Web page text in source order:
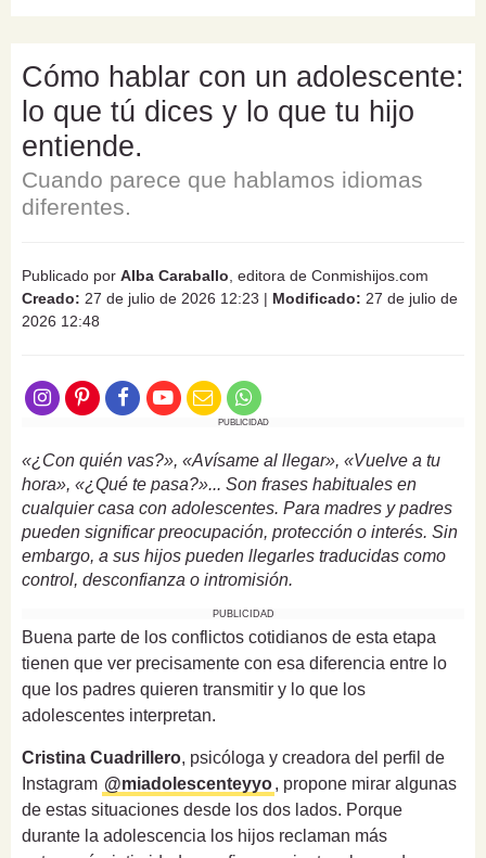
Cómo hablar con un adolescente:
lo que tú dices y lo que tu hijo
entiende.
Cuando parece que hablamos idiomas
diferentes.
Publicado por Alba Caraballo , editora de Conmishijos.com
Creado: 27 de julio de 2026 12:23 | Modificado: 27 de julio de
2026 12:48
PUBLICIDAD
«¿Con quién vas?», «Avísame al llegar», «Vuelve a tu
hora», «¿Qué te pasa?»... Son frases habituales en
cualquier casa con adolescentes. Para madres y padres
pueden significar preocupación, protección o interés. Sin
embargo, a sus hijos pueden llegarles traducidas como
control, desconfianza o intromisión.
PUBLICIDAD
Buena parte de los conflictos cotidianos de esta etapa
tienen que ver precisamente con esa diferencia entre lo
que los padres quieren transmitir y lo que los
adolescentes interpretan.
Cristina Cuadrillero, psicóloga y creadora del perfil de
Instagram @miadolescenteyyo, propone mirar algunas
de estas situaciones desde los dos lados. Porque
durante la adolescencia los hijos reclaman más